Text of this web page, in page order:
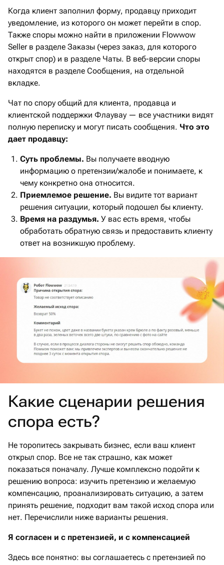
Когда клиент заполнил форму, продавцу приходит
уведомление, из которого он может перейти в спор.
Также споры можно найти в приложении Flowwow
Seller в разделе Заказы (через заказ, для которого
открыт спор) и в разделе Чаты. В веб-версии споры
находятся в разделе Сообщения, на отдельной
вкладке.
Чат по спору общий для клиента, продавца и
клиентской поддержки Флаувау — все участники видят
полную переписку и могут писать сообщения. Что это
дает продавцу:
Суть проблемы. Вы получаете вводную
информацию о претензии/жалобе и понимаете, к
чему конкретно она относится.
Приемлемое решение. Вы видите тот вариант
решения ситуации, который подошел бы клиенту.
Время на раздумья. У вас есть время, чтобы
обработать обратную связь и предоставить клиенту
ответ на возникшую проблему.
Какие сценарии решения
спора есть?
Не торопитесь закрывать бизнес, если ваш клиент
открыл спор. Все не так страшно, как может
показаться поначалу. Лучше комплексно подойти к
решению вопроса: изучить претензию и желаемую
компенсацию, проанализировать ситуацию, а затем
принять решение, подходит вам такой исход спора или
нет. Перечислили ниже варианты решения.
Я согласен и с претензией, и с компенсацией
Здесь все понятно: вы соглашаетесь с претензией по